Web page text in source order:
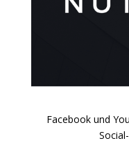
Facebook und